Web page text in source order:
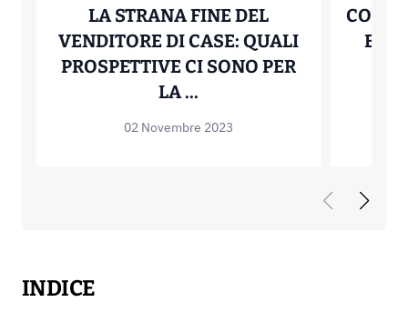
LA STRANA FINE DEL
VENDITORE DI CASE: QUALI
PROSPETTIVE CI SONO PER
LA ...
02 Novembre 2023
INDICE